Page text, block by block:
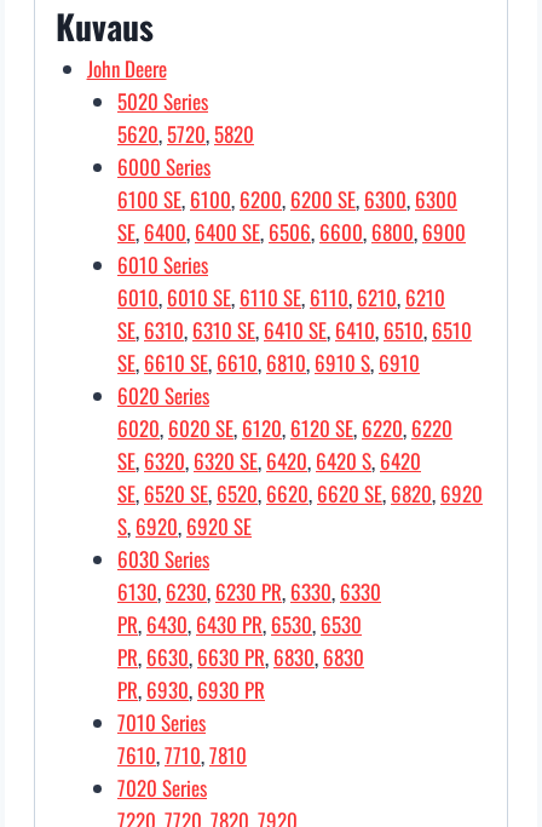
Kuvaus
John Deere
5020 Series
5620,5720,5820
6000 Series
6100 SE, 6100, 6200, 6200 SE, 6300, 6300
SE, 6400, 6400 SE, 6506, 6600, 6800, 6900
6010 Series
6010, 6010 SE, 6110 SE, 6110, 6210, 6210
SE, 6310, 6310 SE, 6410 SE, 6410, 6510, 6510
SE, 6610 SE, 6610, 6810, 6910 S, 6910
6020 Series
6020, 6020 SE, 6120, 6120 SE, 6220, 6220
SE, 6320, 6320 SE, 6420, 6420 S, 6420
SE, 6520 SE, 6520, 6620, 6620 SE, 6820, 6920
S, 6920, 6920 SE
6030 Series
6130, 6230, 6230 PR, 6330, 6330
PR, 6430, 6430 PR, 6530, 6530
PR, 6630, 6630 PR, 6830, 6830
PR, 6930, 6930 PR
7010 Series
7610,7710,7810
7020 Series
7220 7720 7820 7920